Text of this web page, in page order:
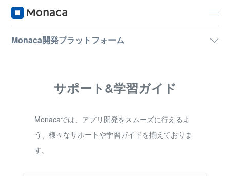
Monaca開発プラットフォーム
サポート&学習ガイド
Monacaでは、アプリ開発をスムーズに行えるよ
う、様々なサポートや学習ガイドを揃えておりま
す。